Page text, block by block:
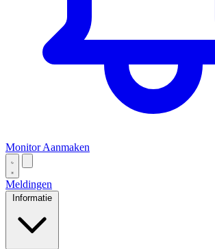
Monitor Aanmaken
Meldingen
Informatie